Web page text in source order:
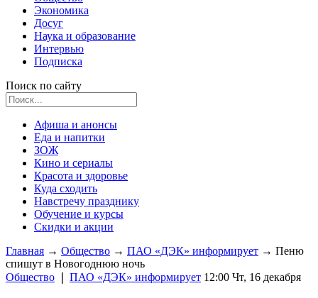
Экономика
Досуг
Наука и образование
Интервью
Подписка
Поиск по сайту
Афиша и анонсы
Еда и напитки
ЗОЖ
Кино и сериалы
Красота и здоровье
Куда сходить
Навстречу празднику
Обучение и курсы
Скидки и акции
Главная → Общество → ПАО «ДЭК» информирует → Пеню
спишут в Новогоднюю ночь
Общество
ПАО «ДЭК» информирует 12:00 Чт, 16 декабря